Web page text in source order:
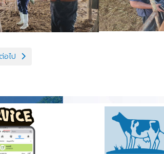
สัตว์เขต2 เข้าตรวจเยี่ยมหน่วยงาน
เนื้อหาถัดไป: ศูนย์วิจัยการผสมเทียมและเทคโนโลยีชีว
ต่อไป